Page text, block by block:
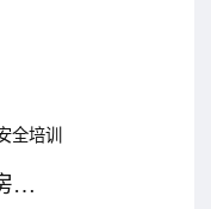
全培训
家